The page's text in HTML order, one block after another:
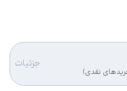
نقدی)
جزئیات